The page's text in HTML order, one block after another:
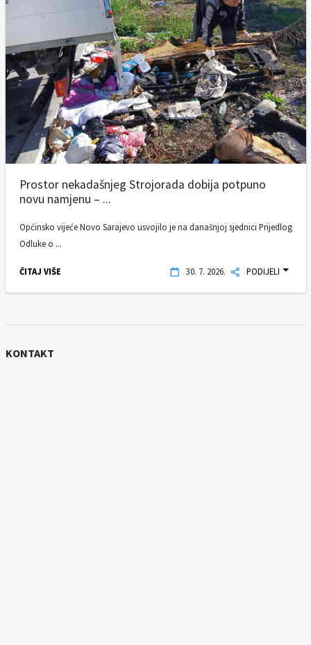
Prostor nekadašnjeg Strojorada dobija potpuno
novu namjenu – ...
Općinsko vijeće Novo Sarajevo usvojilo je na današnjoj sjednici Prijedlog
Odluke o ...
ČITAJ VIŠE 30. 7. 2026. PODIJELI
KONTAKT